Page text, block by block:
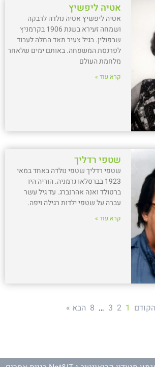
אטיה ליפשיץ
אטיה ליפשיץ אטיה נולדה לרבקה
ושמחה זעירא בשנת 1906 בקרמניץ
שבפולין. בגיל צעיר מאד החלה לעבוד
לפרנסת המשפחה. באותם ימים שלאחר
מלחמת העולם
קרא עוד »
שטפי רדליך
שטפי רדליך שטפי נולדה באחד במאי
1923 בברסלאו גרמניה. הוריה היו
ברטולד ואנה אהרנברג. עד גיל עשר
עברה על שטפי ילדות רגילה ויפה.
קרא עוד »
1
2
3
…
8 הבא »